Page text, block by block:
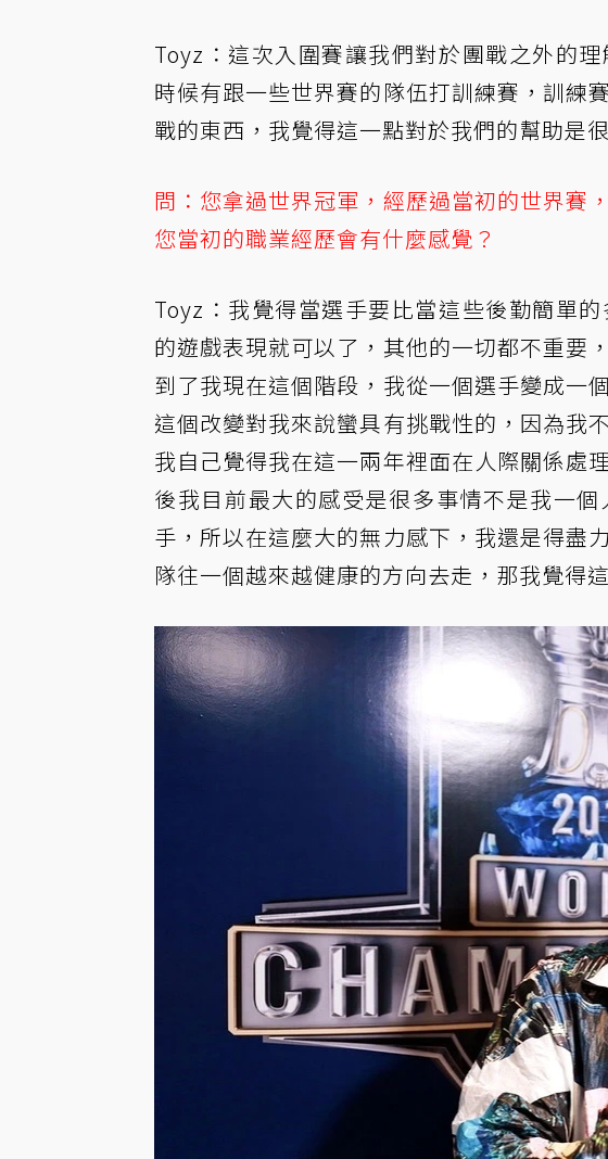
Toyz：這次入圍賽讓我們對於團戰之外的
時候有跟一些世界賽的隊伍打訓練賽，訓練
戰的東西，我覺得這一點對於我們的幫助是
問：您拿過世界冠軍，經歷過當初的世界賽
您當初的職業經歷會有什麼感覺？
Toyz：我覺得當選手要比當這些後勤簡單
的遊戲表現就可以了，其他的一切都不重要
到了我現在這個階段，我從一個選手變成一
這個改變對我來說蠻具有挑戰性的，因為我
我自己覺得我在這一兩年裡面在人際關係處
後我目前最大的感受是很多事情不是我一
手，所以在這麼大的無力感下，我還是得盡
隊往一個越來越健康的方向去走，那我覺得